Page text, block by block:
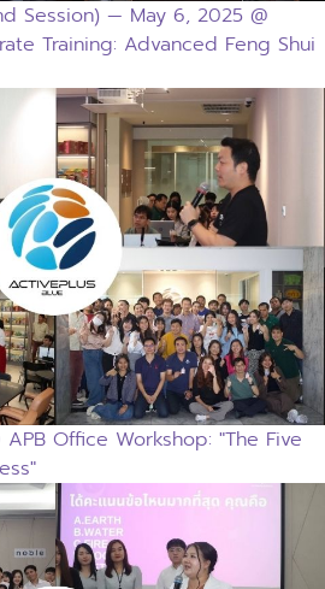
Session) — May 6, 2025 @
Training: Advanced Feng Shui
Office Workshop: "The Five